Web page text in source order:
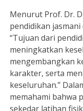
Menurut Prof. Dr.
pendidikan
“Tujuan dari
meningkatkan
mengembangkan
karakter, serta
keseluruhan.”
memahami bahwa
sekedar latihan